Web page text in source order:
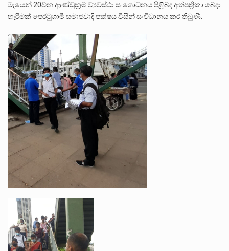
මැයෙන් 20වන ආණ්ඩුක්‍රම ව්‍යවස්ථා සංශෝධනය පිළිබඳ අත්පත්‍රිකා බෙදා
හැරීමක් පෙරටුගාමී සමාජවාදී පක්ෂය විසින් සංවිධානය කර තිබුණි.